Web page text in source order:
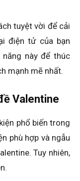
tuyệt vời để cải
điện tử của bạn
này để thúc
mạnh mẽ nhất.
Valentine
phổ biến trong
phù hợp và ngẫu
Tuy nhiên,